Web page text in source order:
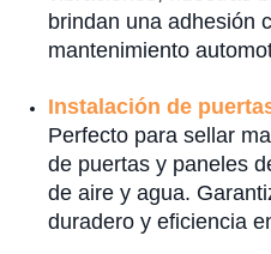
brindan una adhesión
mantenimiento
Instalación de
Perfecto para sellar
de puertas y paneles
de aire y agua.
duradero y eficiencia